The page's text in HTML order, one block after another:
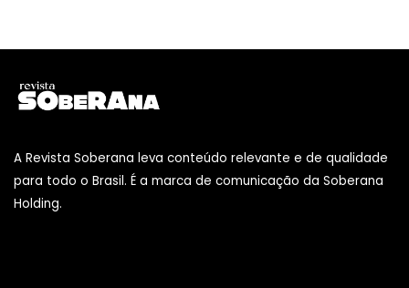
A Revista Soberana leva conteúdo relevante e de qualidade
para todo o Brasil. É a marca de comunicação da Soberana
Holding.